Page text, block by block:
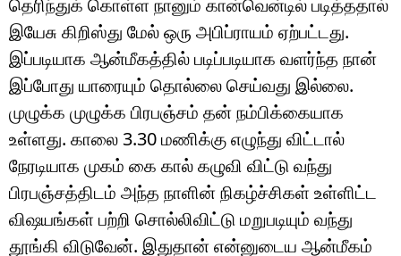
இயேசு கிறிஸ்து மேல் ஒரு அபிப்ராயம் ஏற்பட்டது.
இப்படியாக ஆன்மீகத்தில் படிப்படியாக வளர்ந்த நான்
இப்போது யாரையும் தொல்லை செய்வது இல்லை.
முழுக்க முழுக்க பிரபஞ்சம் தன் நம்பிக்கையாக
உள்ளது. காலை 3.30 மணிக்கு எழுந்து விட்டால்
நேரடியாக முகம் கை கால் கழுவி விட்டு வந்து
பிரபஞ்சத்திடம் அந்த நாளின் நிகழ்ச்சிகள் உள்ளிட்ட
விஷயங்கள் பற்றி சொல்லிவிட்டு மறுபடியும் வந்து
தூங்கி விடுவேன். இதுதான் என்னுடைய ஆன்மீகம்